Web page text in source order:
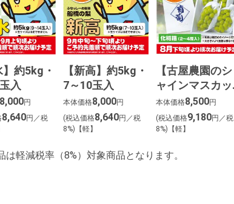
】約5kg・
入
8,000円
8,640円／税
【新高】約5kg・
7～10玉入
本体価格8,000円
(税込価格8,640円／税
8%)【軽】
【古屋農園のシ
ャインマスカッ
ト】約２kg化粧
箱（２～３房
入）
本体価格8,500円
(税込価格9,180円／税
8%)【軽】
は軽減税率（8%）対象商品となります。